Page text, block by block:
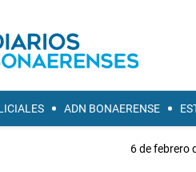
ADN BONAERENSE
6 de febrero